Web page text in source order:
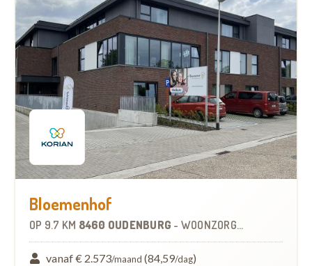
Bloemenhof
OP 9.7 KM 8460 OUDENBURG - WOONZORGCENTRUM (WZC)
vanaf € 2.573/maand (84,59/dag)